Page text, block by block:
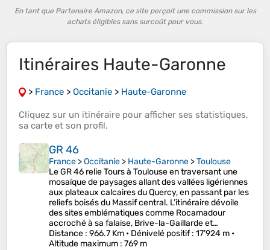
En tant que Partenaire Amazon, ce site perçoit une commission sur les
achats éligibles sans surcoût pour vous.
Itinéraires Haute-Garonne
> France > Occitanie > Haute-Garonne
Cliquez sur un itinéraire pour afficher ses statistiques,
sa carte et son profil.
GR 46
France >Occitanie > Haute-Garonne >Toulouse
Le GR 46 relie Tours à Toulouse en traversant une
mosaïque de paysages allant des vallées ligériennes
aux plateaux calcaires du Quercy, en passant par les
reliefs boisés du Massif central. L’itinéraire dévoile
des sites emblématiques comme Rocamadour
accroché à sa falaise, Brive-la-Gaillarde et…
Distance : 966.7 Km • Dénivelé positif: 17’924 m •
Altitude maximum : 769 m